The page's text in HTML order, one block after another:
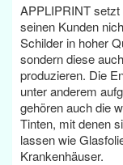
APPLIPRINT
seinen Kunden
Schilder in hoher
sondern diese
produzieren. Die
unter anderem
gehören auch die
Tinten, mit denen
lassen wie
Krankenhäuser.